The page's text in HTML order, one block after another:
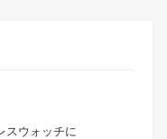
スウォッチに